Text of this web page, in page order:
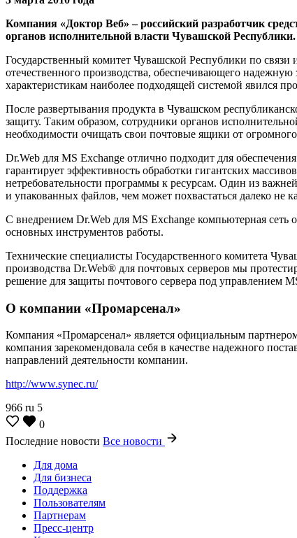
Компания «Доктор Веб» – российский разработчик
органов исполнительной власти Чувашской
Государственный комитет Чувашской Республики по
отечественного производства, обеспечивающего
характеристикам наиболее подходящей системой явился
После развертывания продукта в Чувашском
защиту. Таким образом, сотрудники органов
необходимости очищать свои почтовые ящики от
Dr.Web для MS Exchange отлично подходит для
гарантирует эффективность обработки гигантских
нетребовательности программы к ресурсам. Один из
и упакованных файлов, чем может похвастаться далеко не
С внедрением Dr.Web для MS Exchange компьютерная
основных инструментов работы.
Технические специалисты Государственного комитета
производства Dr.Web® для почтовых серверов мы
решение для защиты почтового сервера под управлением
О компании «Промарсенал»
Компания «Промарсенал» является официальным
компания зарекомендовала себя в качестве надежного
направлений деятельности компании.
http://www.synec.ru/
966 ru 5
0
Последние новости Все новости
Для дома
Для бизнеса
Поддержка
Пользователям
Партнерам
Пресс-центр